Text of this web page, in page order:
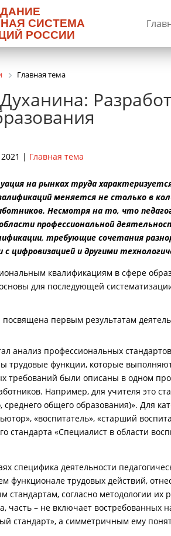
СИСТЕМА
РОССИИ
Главная тема
| Главная тема
на рынках труда
меняется не столько в
Несмотря на то, что
профессиональной
требующие сочетания
с цифровизацией и другими
квалификациям в сфере
для последующей
посвящена первым результатам
анализ профессиональных
трудовые функции, которые
требований были описаны в одном
Например, для учителя это
среднего общего образования)». Для
«воспитатель», «старший
стандарта «Специалист в области
специфика деятельности
функционале трудовых действий,
стандартам, согласно методологии
часть – не включает
стандарт», а симметричным ему